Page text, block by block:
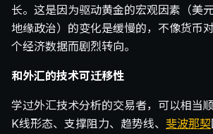
长。这是因为驱动黄金的宏观因素（美
地缘政治）的变化是缓慢的，不像货币
个经济数据而剧烈转向。
和外汇的技术可迁移性
学过外汇技术分析的交易者，可以相当
K线形态、支撑阻力、趋势线、 斐波那契